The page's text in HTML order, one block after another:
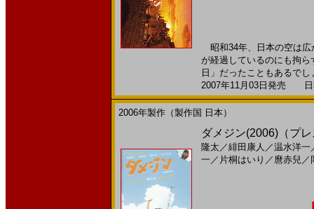
昭和34年、日本の空は広
が経過しているのにも拘
日」だったこともあるで
2007年11月03日発売 日
2006年製作（製作国 日本）
ダメジン(2006)（プ
隆太 ／緋田康人 ／温水洋一
一 ／ 片桐はいり ／ 麿赤兒／